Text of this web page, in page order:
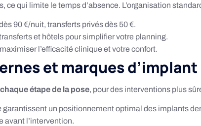
ce qui limite le temps d’absence. L’organisation
90 €/nuit, transferts privés dès 50 €.
et hôtels pour simplifier votre planning.
l’efficacité clinique et votre confort.
et marques
étape de la pose, pour des interventions plus
garantissent un positionnement optimal des implants
avant l’intervention.